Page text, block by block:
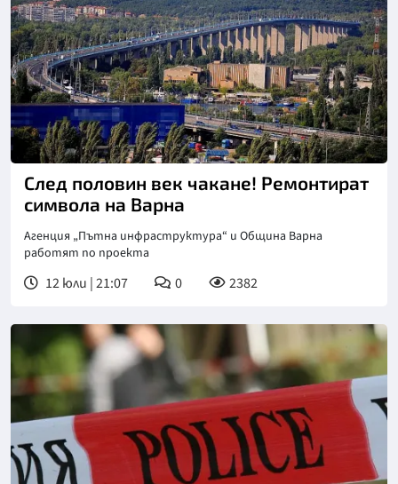
След половин век чакане! Ремонтират
символа на Варна
Агенция „Пътна инфраструктура“ и Община Варна
работят по проекта
12 юли | 21:07 0 2382